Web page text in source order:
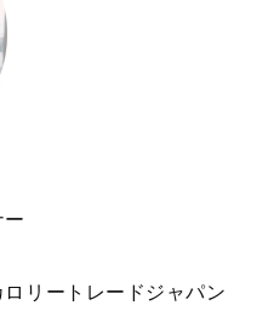
リートレードジャパン